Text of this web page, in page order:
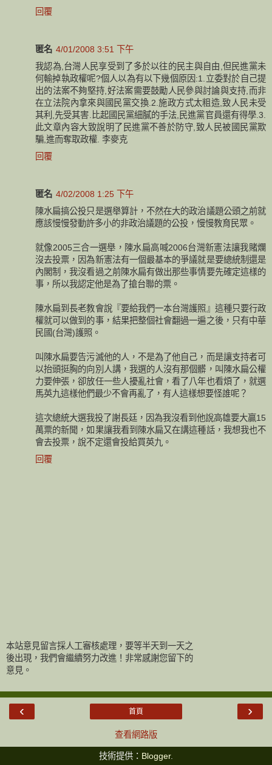
回覆
匿名 4/01/2008 3:51 下午
我認為,台灣人民享受到了多於以往的民主與自由,但民進黨未
何輸掉執政權呢?個人以為有以下幾個原因:1.立委對於自己提
出的法案不夠堅持,好法案需要鼓勵人民參與討論與支持,而非
在立法院內拿來與國民黨交換.2.施政方式太粗造,致人民未受
其利,先受其害.比起國民黨細膩的手法,民進黨官員還有得學.3.
此文章內容大致說明了民進黨不善於防守,致人民被國民黨欺
騙,進而奪取政權. 李麥克
回覆
匿名 4/02/2008 1:25 下午
陳水扁搞公投只是選舉算計，不然在大的政治議題公頭之前就
應該慢慢發動許多小的非政治議題的公投，慢慢教育民眾。
就像2005三合一選舉，陳水扁高喊2006台灣新憲法讓我賭爛
沒去投票，因為新憲法有一個最基本的爭議就是要總統制還是
內閣制，我沒看過之前陳水扁有做出那些事情要先確定這樣的
事，所以我認定他是為了搶台聯的票。
陳水扁到長老教會說『要給我們一本台灣護照』這種只要行政
權就可以做到的事，結果把整個社會翻過一遍之後，只有中華
民國(台灣)護照。
叫陳水扁要告污滅他的人，不是為了他自己，而是讓支持者可
以抬頭挺胸的向別人講，我選的人沒有那個髒，叫陳水扁公權
力要伸張，卻放任一些人擾亂社會，看了八年也看煩了，就選
馬英九這樣他們最少不會再亂了，有人這樣想要怪誰呢？
這次總統大選我投了謝長廷，因為我沒看到他說高雄要大贏15
萬票的新聞，如果讓我看到陳水扁又在講這種話，我想我也不
會去投票，說不定還會投給買英九。
回覆
本站意見留言採人工審核處理，要等半天到一天之
後出現，我們會繼續努力改進！非常感謝您留下的
意見。
‹ ›
首頁
查看網路版
技術提供： Blogger.